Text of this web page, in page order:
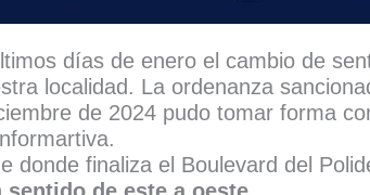
días de enero el cambio de
localidad. La ordenanza
de 2024 pudo tomar forma
donde finaliza el Boulevard del